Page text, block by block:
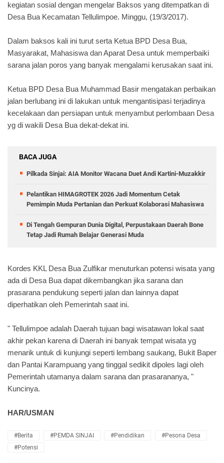
kegiatan sosial dengan mengelar Baksos yang ditempatkan di
Desa Bua Kecamatan Tellulimpoe. Minggu, (19/3/2017).
Dalam baksos kali ini turut serta Ketua BPD Desa Bua,
Masyarakat, Mahasiswa dan Aparat Desa untuk memperbaiki
sarana jalan poros yang banyak mengalami kerusakan saat ini.
Ketua BPD Desa Bua Muhammad Basir mengatakan perbaikan
jalan berlubang ini di lakukan untuk mengantisipasi terjadinya
kecelakaan dan persiapan untuk menyambut perlombaan Desa
yg di wakili Desa Bua dekat-dekat ini.
BACA JUGA
Pilkada Sinjai: AIA Monitor Wacana Duet Andi Kartini-Muzakkir
Pelantikan HIMAGROTEK 2026 Jadi Momentum Cetak
Pemimpin Muda Pertanian dan Perkuat Kolaborasi Mahasiswa
Di Tengah Gempuran Dunia Digital, Perpustakaan Daerah Bone
Tetap Jadi Rumah Belajar Generasi Muda
Kordes KKL Desa Bua Zulfikar menuturkan potensi wisata yang
ada di Desa Bua dapat dikembangkan jika sarana dan
prasarana pendukung seperti jalan dan lainnya dapat
diperhatikan oleh Pemerintah saat ini.
" Tellulimpoe adalah Daerah tujuan bagi wisatawan lokal saat
akhir pekan karena di Daerah ini banyak tempat wisata yg
menarik untuk di kunjungi seperti lembang saukang, Bukit Baper
dan Pantai Karampuang yang tinggal sedikit dipoles lagi oleh
Pemerintah utamanya dalam sarana dan prasarananya, "
Kuncinya.
HAR/USMAN
#Berita #PEMDA SINJAI #Pendidikan
#Pesona Desa
#Potensi